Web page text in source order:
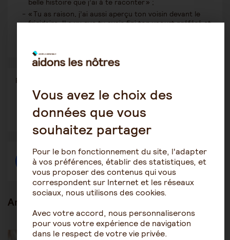
belle histoire que j’ai à te raconter » ;
« Tu as raison, j’ai aussi aperçu ton voisin devant le
frigidaire. Il a vu que tu avais fini ton yaourt préféré et
Partager l'article
contenu
Ouvrir
dans
autre
fenêtre
Ouvrir
dans
autre
fenêtre
Ouvrir
dans
autre
fenêtre
Créer une discussion à propos de l'article
Articles en lien
Être accompagné au quotidien L'alimentation
Vous avez le choix des
données que vous
souhaitez partager
Pour le bon fonctionnement du site, l'adapter
à vos préférences, établir des statistiques, et
vous proposer des contenus qui vous
correspondent sur Internet et les réseaux
sociaux, nous utilisons des cookies.
Avec votre accord, nous personnaliserons
pour vous votre expérience de navigation
dans le respect de votre vie privée.